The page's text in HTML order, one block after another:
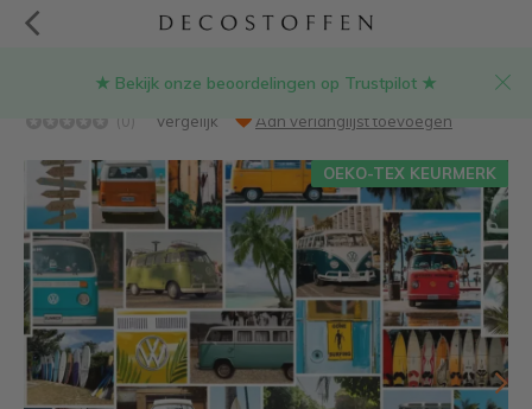
★ Bekijk onze beoordelingen op Trustpilot ★
Volkswagen bus collage digitale print
(0) Vergelijk Aan verlanglijst toevoegen
OEKO-TEX KEURMERK